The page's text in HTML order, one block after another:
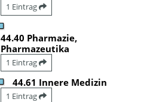
1 Eintrag
44.40 Pharmazie,
Pharmazeutika
1 Eintrag
44.61 Innere Medizin
1 Eintrag